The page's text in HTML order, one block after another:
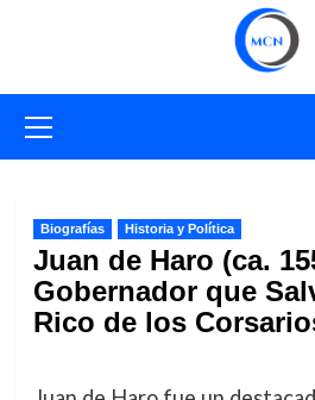
primario
Biografías Historia y Política
Juan de Haro (ca.
Gobernador que
Rico de los